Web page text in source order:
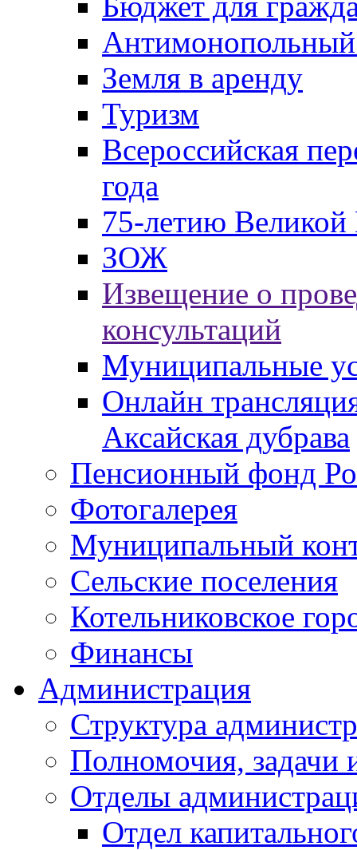
Антимонопольный
Земля в аренду
Туризм
Всероссийская
года
75-летию
ЗОЖ
Извещение о
консультаций
Муниципальные
Онлайн
Аксайская дубрава
Пенсионный фонд
Фотогалерея
Муниципальный
Сельские поселения
Котельниковское
Финансы
Администрация
Структура
Полномочия, задачи
Отделы
Отдел